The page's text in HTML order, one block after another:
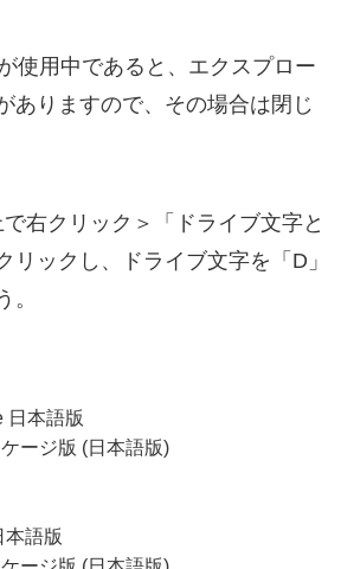
使用中であると、エクスプロー
ありますので、その場合は閉じ
右クリック＞「ドライブ文字と
リックし、ドライブ文字を「D」
。
日本語版
ージ版 (日本語版)
語版